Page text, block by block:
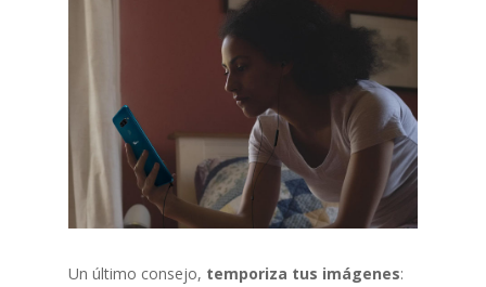
Un último consejo, temporiza tus imágenes: